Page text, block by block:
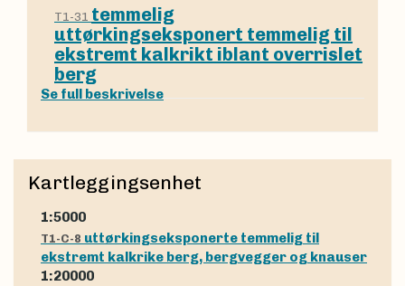
T1-31 temmelig
uttørkingseksponert temmelig til
ekstremt kalkrikt iblant overrislet
berg
Se full beskrivelse
Kartleggingsenhet
1:5000
T1-C-8 uttørkingseksponerte temmelig til
ekstremt kalkrike berg, bergvegger og knauser
1:20000